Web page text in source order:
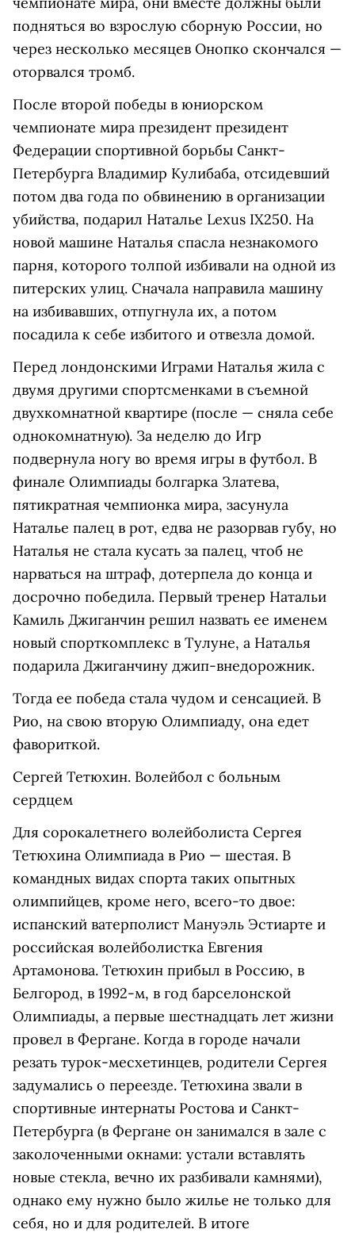
подняться во взрослую сборную России, но
через несколько месяцев Онопко скончался —
оторвался тромб.
После второй победы в юниорском
чемпионате мира президент президент
Федерации спортивной борьбы Санкт-
Петербурга Владимир Кулибаба, отсидевший
потом два года по обвинению в организации
убийства, подарил Наталье Lexus IX250. На
новой машине Наталья спасла незнакомого
парня, которого толпой избивали на одной из
питерских улиц. Сначала направила машину
на избивавших, отпугнула их, а потом
посадила к себе избитого и отвезла домой.
Перед лондонскими Играми Наталья жила с
двумя другими спортсменками в съемной
двухкомнатной квартире (после — сняла себе
однокомнатную). За неделю до Игр
подвернула ногу во время игры в футбол. В
финале Олимпиады болгарка Златева,
пятикратная чемпионка мира, засунула
Наталье палец в рот, едва не разорвав губу, но
Наталья не стала кусать за палец, чтоб не
нарваться на штраф, дотерпела до конца и
досрочно победила. Первый тренер Натальи
Камиль Джиганчин решил назвать ее именем
новый спорткомплекс в Тулуне, а Наталья
подарила Джиганчину джип-внедорожник.
Тогда ее победа стала чудом и сенсацией. В
Рио, на свою вторую Олимпиаду, она едет
фавориткой.
Сергей Тетюхин. Волейбол с больным
сердцем
Для сорокалетнего волейболиста Сергея
Тетюхина Олимпиада в Рио — шестая. В
командных видах спорта таких опытных
олимпийцев, кроме него, всего-то двое:
испанский ватерполист Мануэль Эстиарте и
российская волейболистка Евгения
Артамонова. Тетюхин прибыл в Россию, в
Белгород, в 1992-м, в год барселонской
Олимпиады, а первые шестнадцать лет жизни
провел в Фергане. Когда в городе начали
резать турок-месхетинцев, родители Сергея
задумались о переезде. Тетюхина звали в
спортивные интернаты Ростова и Санкт-
Петербурга (в Фергане он занимался в зале с
заколоченными окнами: устали вставлять
новые стекла, вечно их разбивали камнями),
однако ему нужно было жилье не только для
себя, но и для родителей. В итоге